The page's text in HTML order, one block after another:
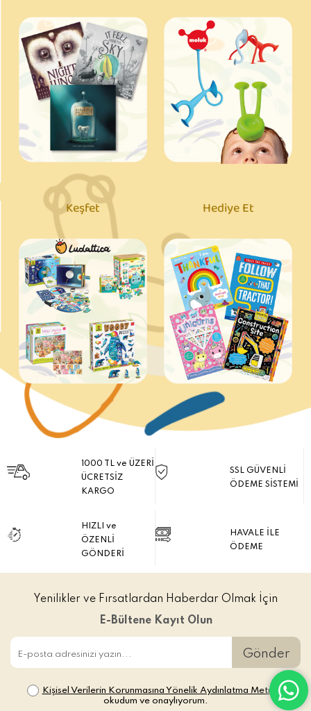
Keşfet Hediye Et
1000 TL ve ÜZERİ
ÜCRETSİZ
KARGO
SSL GÜVENLİ
ÖDEME SİSTEMİ
HIZLI ve
ÖZENLİ
GÖNDERİ
HAVALE İLE
ÖDEME
Yenilikler ve Fırsatlardan Haberdar Olmak İçin
E-Bültene Kayıt Olun
Gönder
Kişisel Verilerin Korunmasına Yönelik Aydınlatma Metni’ni
okudum ve onaylıyorum.